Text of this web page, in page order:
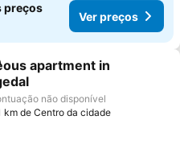
preços
Ver preços
aos favoritos
apartment in
não disponível
km de Centro da cidade